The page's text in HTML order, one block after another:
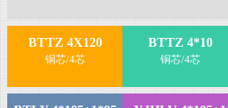
BTTZ 4X120
铜芯/4芯
BTTZ 4*10
铜芯/4芯